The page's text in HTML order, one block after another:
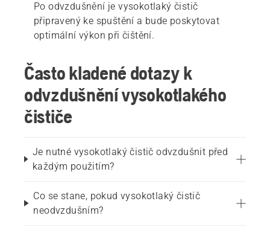
Po odvzdušnění je vysokotlaký čistič
připravený ke spuštění a bude poskytovat
optimální výkon při čištění.
Často kladené dotazy k
odvzdušnění vysokotlakého
čističe
Je nutné vysokotlaký čistič odvzdušnit před
každým použitím?
Co se stane, pokud vysokotlaký čistič
neodvzdušním?